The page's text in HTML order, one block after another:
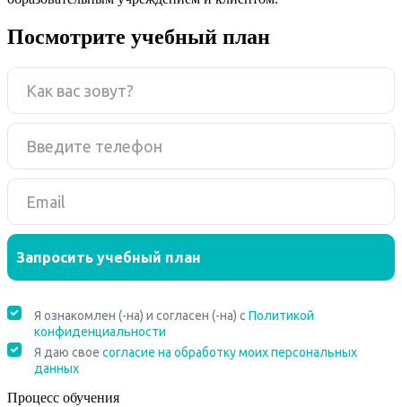
Посмотрите учебный план
Процесс обучения